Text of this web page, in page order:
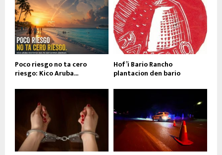
Poco riesgo no ta cero
riesgo: Kico Aruba...
Hof’i Bario Rancho
plantacion den bario